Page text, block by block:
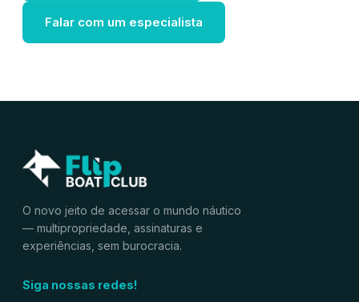
Falar com um especialista
O novo jeito de acessar o mundo náutico
— multipropriedade, assinaturas e
experiências, sem burocracia.
Siga nossas redes!